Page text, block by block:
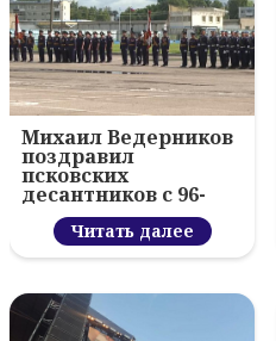
Михаил Ведерников
поздравил
псковских
десантников с 96-
летием ВДВ и
вручил награды
Читать далее